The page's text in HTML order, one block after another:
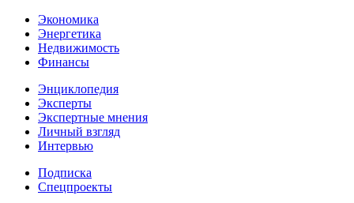
Экономика
Энергетика
Недвижимость
Финансы
Энциклопедия
Эксперты
Экспертные мнения
Личный взгляд
Интервью
Подписка
Спецпроекты